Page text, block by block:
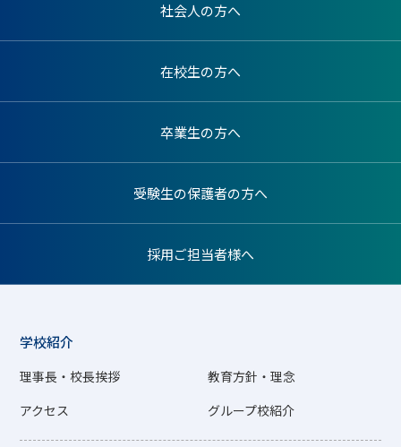
社会人の方へ
在校生の方へ
卒業生の方へ
受験生の保護者の方へ
採用ご担当者様へ
学校紹介
理事長・校長挨拶
教育方針・理念
アクセス
グループ校紹介